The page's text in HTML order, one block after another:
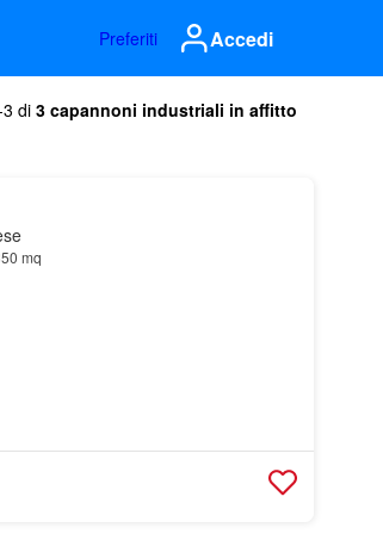
Preferiti Accedi
3 di3 capannoni industriali in affitto
mq